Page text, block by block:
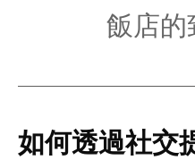
飯店的
如何透過社交